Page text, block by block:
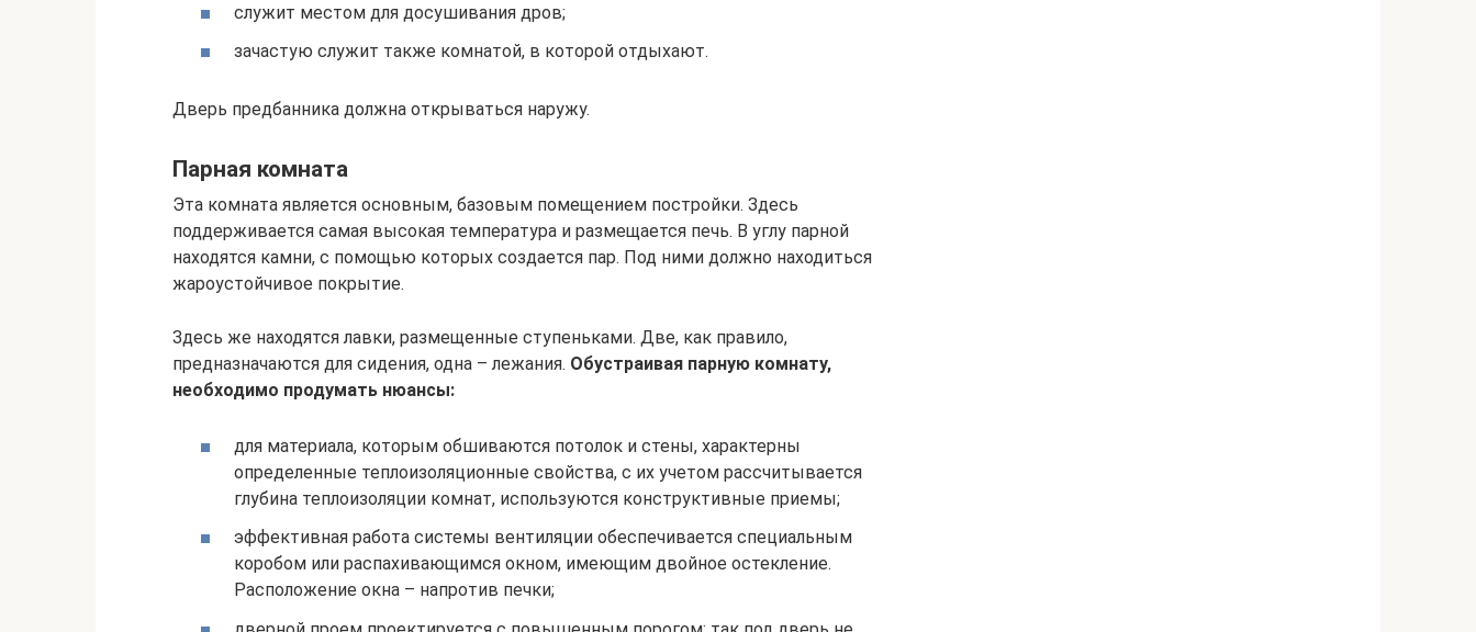
служит местом для досушивания дров;
зачастую служит также комнатой, в которой отдыхают.
Дверь предбанника должна открываться наружу.
Парная комната
Эта комната является основным, базовым помещением постройки. Здесь
поддерживается самая высокая температура и размещается печь. В углу парной
находятся камни, с помощью которых создается пар. Под ними должно находиться
жароустойчивое покрытие.
Здесь же находятся лавки, размещенные ступеньками. Две, как правило,
предназначаются для сидения, одна – лежания. Обустраивая парную комнату,
необходимо продумать нюансы:
для материала, которым обшиваются потолок и стены, характерны
определенные теплоизоляционные свойства, с их учетом рассчитывается
глубина теплоизоляции комнат, используются конструктивные приемы;
эффективная работа системы вентиляции обеспечивается специальным
коробом или распахивающимся окном, имеющим двойное остекление.
Расположение окна – напротив печки;